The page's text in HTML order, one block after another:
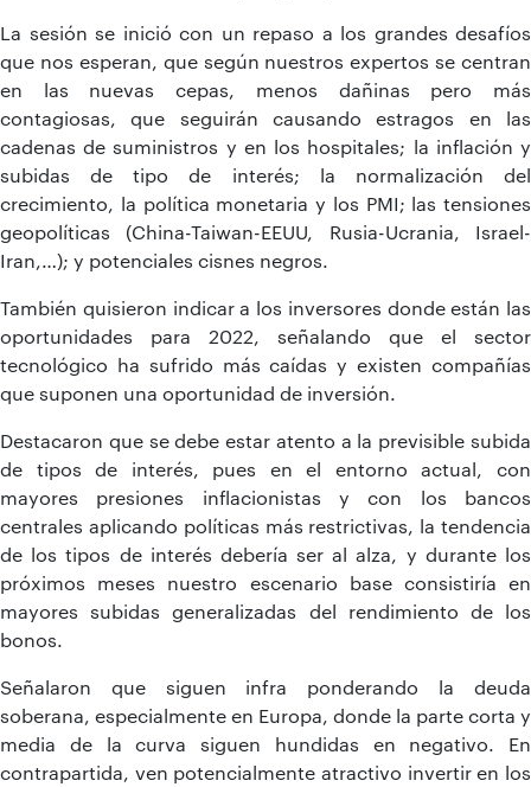
La sesión se inició con un repaso a los grandes desafíos
que nos esperan, que según nuestros expertos se centran
en las nuevas cepas, menos dañinas pero más
contagiosas, que seguirán causando estragos en las
cadenas de suministros y en los hospitales; la inflación y
subidas de tipo de interés; la normalización del
crecimiento, la política monetaria y los PMI; las tensiones
geopolíticas (China-Taiwan-EEUU, Rusia-Ucrania, Israel-
Iran,…); y potenciales cisnes negros.
También quisieron indicar a los inversores donde están las
oportunidades para 2022, señalando que el sector
tecnológico ha sufrido más caídas y existen compañías
que suponen una oportunidad de inversión.
Destacaron que se debe estar atento a la previsible subida
de tipos de interés, pues en el entorno actual, con
mayores presiones inflacionistas y con los bancos
centrales aplicando políticas más restrictivas, la tendencia
de los tipos de interés debería ser al alza, y durante los
próximos meses nuestro escenario base consistiría en
mayores subidas generalizadas del rendimiento de los
bonos.
Señalaron que siguen infra ponderando la deuda
soberana, especialmente en Europa, donde la parte corta y
media de la curva siguen hundidas en negativo. En
contrapartida, ven potencialmente atractivo invertir en los